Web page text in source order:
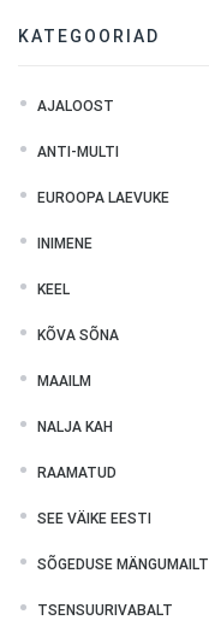
KATEGOORIAD
AJALOOST
ANTI-MULTI
EUROOPA LAEVUKE
INIMENE
KEEL
KÕVA SÕNA
MAAILM
NALJA KAH
RAAMATUD
SEE VÄIKE EESTI
SÕGEDUSE MÄNGUMAILT
TSENSUURIVABALT